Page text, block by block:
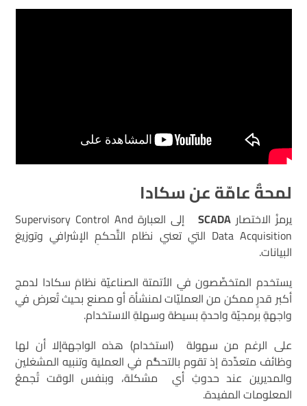
لمحةٌ عامّة عن سكادا
يرمزُ الاختصار SCADA
إلى العبارة Supervisory Control And
Data Acquisition التي تعني نظام التَّحكمِ الإشرافي وتوزيعَ
البيانات.
يستخدم المتخصِّصون في الأتمتة الصناعيّة نظامَ سكادا لدمج
أكبر قدرٍ ممكن من العمليّات لمنشأة أو مصنع بحيث تُعرض في
واجهةٍ برمجيّة واحدةٍ بسيطة وسهلةِ الاستخدام.
على الرغم من سهولة (استخدام) هذه الواجهةإلا أن لها
وظائف متعدِّدة إذ تقوم بالتحكُّم في العملية وتنبيه المشغلين
والمديرين عند حدوثِ أي مشكلة، وبنفس الوقت تُجمعُ
المعلومات المفيدة.